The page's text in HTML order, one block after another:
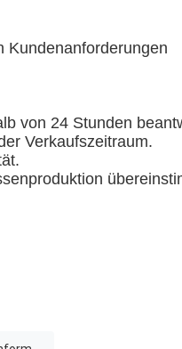
Kundenanforderungen
von 24 Stunden
Verkaufszeitraum.